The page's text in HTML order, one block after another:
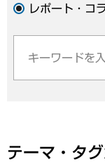
レポート・コ
テーマ・タ